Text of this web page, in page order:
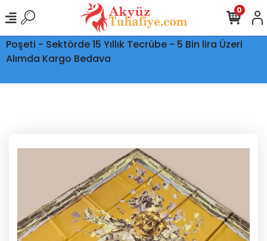
Ptt Kargo İle Tüm Türkiye'ye Teslimat - Şeffaf Kargo
Poşeti - Sektörde 15 Yıllık Tecrübe - 5 Bin lira Üzeri
Alımda Kargo Bedava
0